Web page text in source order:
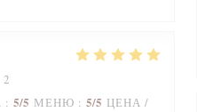
: 5/5 МЕНЮ : 5/5 ЦЕНА /